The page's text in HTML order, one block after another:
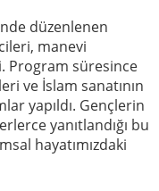
düzenlenen
manevi
Program süresince
ve İslam sanatının
yapıldı. Gençlerin
yanıtlandığı bu
hayatımızdaki